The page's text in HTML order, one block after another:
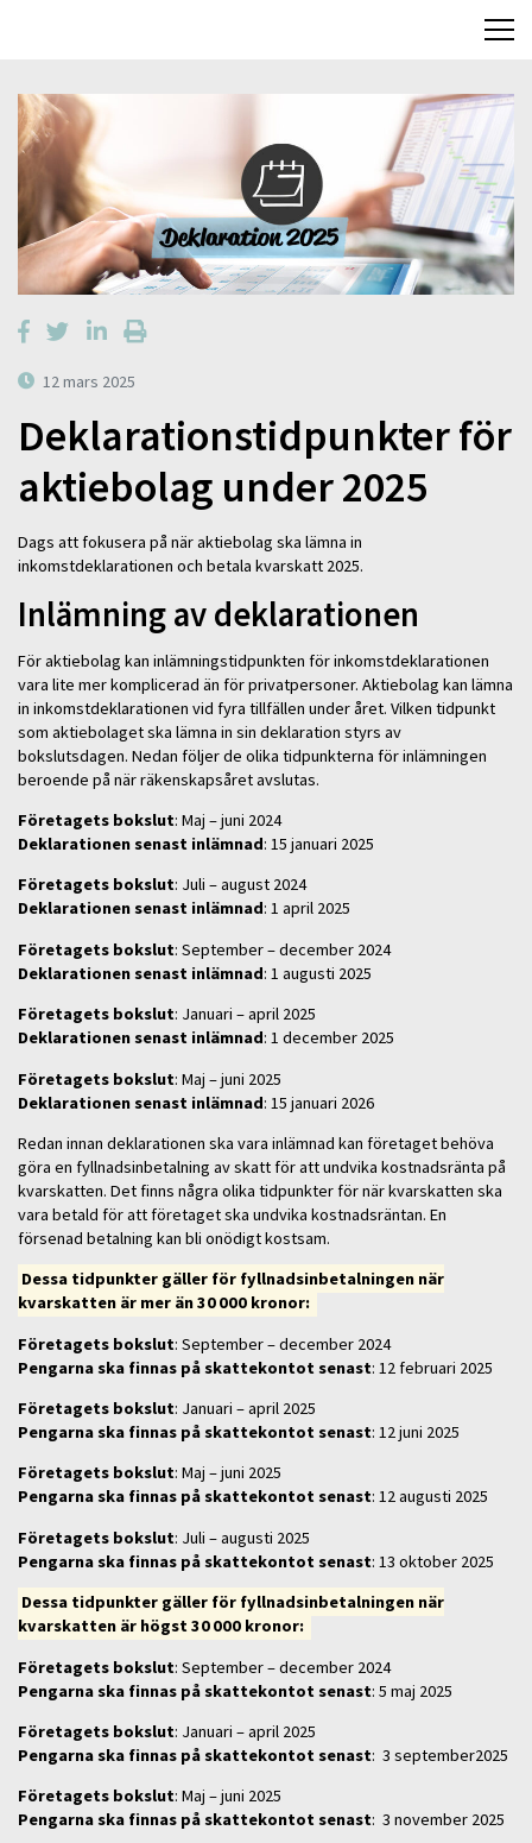
12 mars 2025
Deklarationstidpunkter för
aktiebolag under 2025
Dags att fokusera på när aktiebolag ska lämna in
inkomstdeklarationen och betala kvarskatt 2025.
Inlämning av deklarationen
För aktiebolag kan inlämningstidpunkten för inkomstdeklarationen
vara lite mer komplicerad än för privatpersoner. Aktiebolag kan lämna
in inkomstdeklarationen vid fyra tillfällen under året. Vilken tidpunkt
som aktiebolaget ska lämna in sin deklaration styrs av
bokslutsdagen. Nedan följer de olika tidpunkterna för inlämningen
beroende på när räkenskapsåret avslutas.
Företagets bokslut: Maj – juni 2024
Deklarationen senast inlämnad: 15 januari 2025
Företagets bokslut: Juli – august 2024
Deklarationen senast inlämnad: 1 april 2025
Företagets bokslut: September – december 2024
Deklarationen senast inlämnad: 1 augusti 2025
Företagets bokslut: Januari – april 2025
Deklarationen senast inlämnad: 1 december 2025
Företagets bokslut: Maj – juni 2025
Deklarationen senast inlämnad: 15 januari 2026
Redan innan deklarationen ska vara inlämnad kan företaget behöva
göra en fyllnadsinbetalning av skatt för att undvika kostnadsränta på
kvarskatten. Det finns några olika tidpunkter för när kvarskatten ska
vara betald för att företaget ska undvika kostnadsräntan. En
försenad betalning kan bli onödigt kostsam.
Dessa tidpunkter gäller för fyllnadsinbetalningen när
kvarskatten är mer än 30 000 kronor:
Företagets bokslut: September – december 2024
Pengarna ska finnas på skattekontot senast: 12 februari 2025
Företagets bokslut: Januari – april 2025
Pengarna ska finnas på skattekontot senast: 12 juni 2025
Företagets bokslut: Maj – juni 2025
Pengarna ska finnas på skattekontot senast: 12 augusti 2025
Företagets bokslut: Juli – augusti 2025
Pengarna ska finnas på skattekontot senast: 13 oktober 2025
Dessa tidpunkter gäller för fyllnadsinbetalningen när
kvarskatten är högst 30 000 kronor:
Företagets bokslut: September – december 2024
Pengarna ska finnas på skattekontot senast: 5 maj 2025
Företagets bokslut: Januari – april 2025
Pengarna ska finnas på skattekontot senast: 3 september2025
Företagets bokslut: Maj – juni 2025
Pengarna ska finnas på skattekontot senast: 3 november 2025